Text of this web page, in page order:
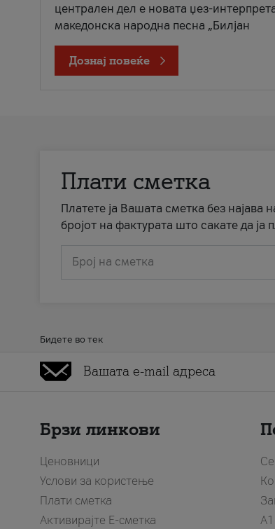
централен дел е новата џез-
македонска народна песна „Билјан
Дознај повеќе
Плати сметка
Платете ја Вашата сметка без најава
бројот на фактурата што сакате да ја
Број на сметка
Бидете во тек
Брзи линкови
Ценовници
Услови за користење
Плати сметка
Активирајте Е-сметка